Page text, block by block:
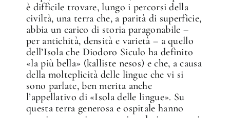
è difficile trovare, lungo i percorsi della
civiltà, una terra che, a parità di superficie,
abbia un carico di storia paragonabile –
per antichità, densità e varietà – a quello
dell’Isola che Diodoro Siculo ha definito
«la più bella» (kalliste nesos) e che, a causa
della molteplicità delle lingue che vi si
sono parlate, ben merita anche
l’appellativo di «Isola delle lingue». Su
questa terra generosa e ospitale hanno